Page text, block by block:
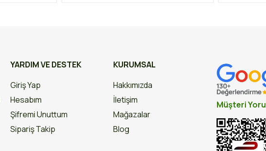
YARDIM VE DESTEK
Giriş Yap
Hesabım
Şifremi Unuttum
Sipariş Takip
KURUMSAL
Hakkımızda
İletişim
Mağazalar
Blog
Müşteri